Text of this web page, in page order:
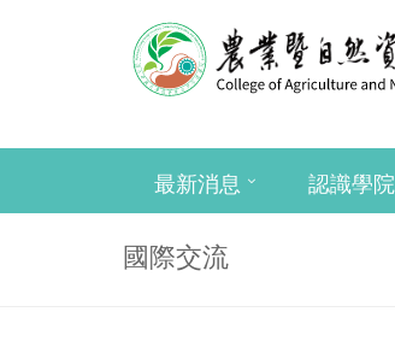
最新消息 認識學院
國際交流